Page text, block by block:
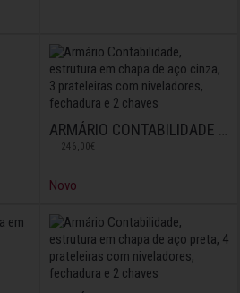
ARMÁRIO CONTABILIDADE 151X80X42
246,00€
Novo